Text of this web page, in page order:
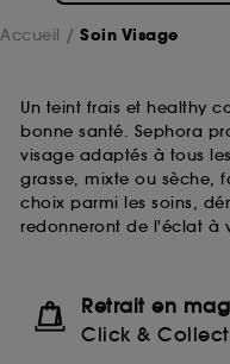
Accueil Soin Visage
Un teint frais et healthy
bonne santé. Sephora
visage adaptés à tous
grasse, mixte ou sèche,
choix parmi les soins,
redonneront de l'éclat à
Retrait en
Click &
choix" ci-dessous ou
Sephora pourra
collectées ou
ou en magasin. Pour
sur "continuer sans
moment choisir de
souhaitez obtenir plus
utilisés, cliquezici.